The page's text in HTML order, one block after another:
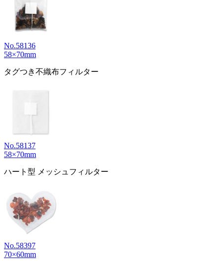
No.58136
58×70mm
タグつき不織布フィルター
No.58137
58×70mm
ハート型 メッシュフィルター
No.58397
70×60mm